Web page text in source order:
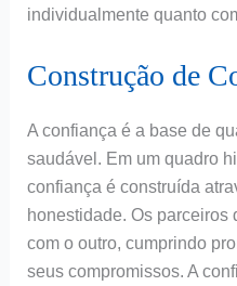
individualmente quanto
Construção de
A confiança é a base de
saudável. Em um quadro
confiança é construída
honestidade. Os parceiros
com o outro, cumprindo
seus compromissos. A